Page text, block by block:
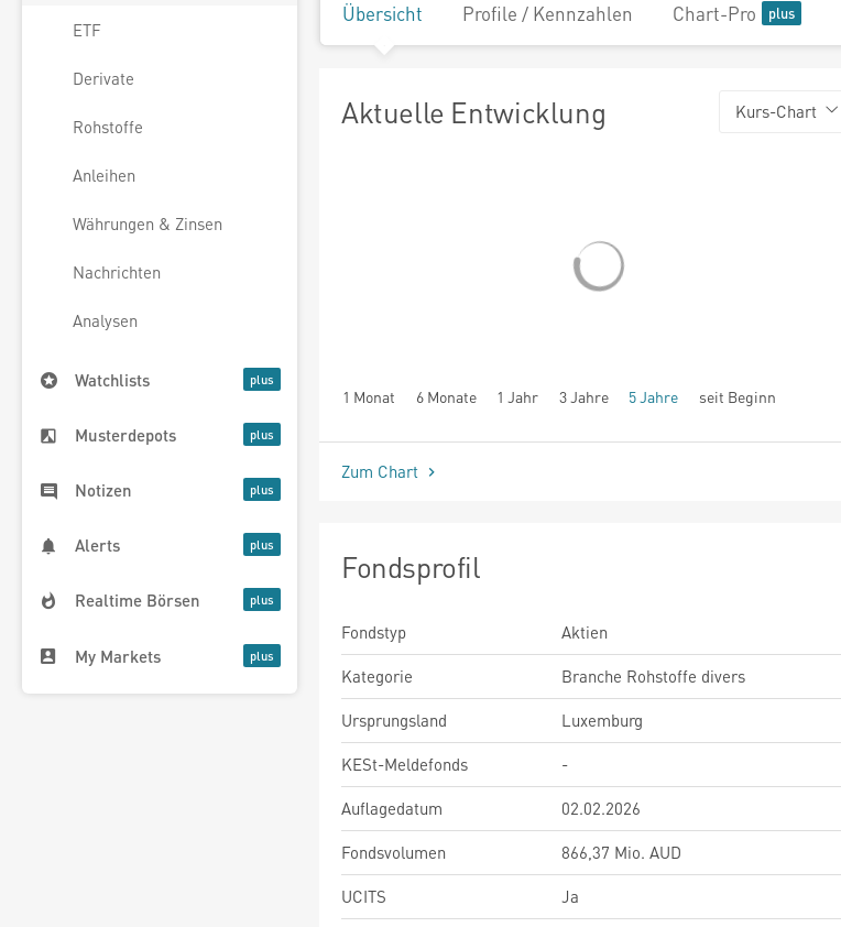
ETF
Derivate
Rohstoffe
Anleihen
Währungen & Zinsen
Nachrichten
Analysen
Watchlists
Musterdepots
Notizen
Alerts
Realtime Börsen
My Markets
Übersicht Profile / Kennzahlen Chart-Pro
Aktuelle Entwicklung Kurs-Chart
1 Monat 6 Monate 1 Jahr 3 Jahre 5 Jahre seit Beginn
Zum Chart
Fondsprofil
Fondstyp
Aktien
Kategorie
Branche Rohstoffe divers
Ursprungsland
Luxemburg
KESt-Meldefonds
-
Auflagedatum
02.02.2026
Fondsvolumen
866,37 Mio. AUD
UCITS
Ja